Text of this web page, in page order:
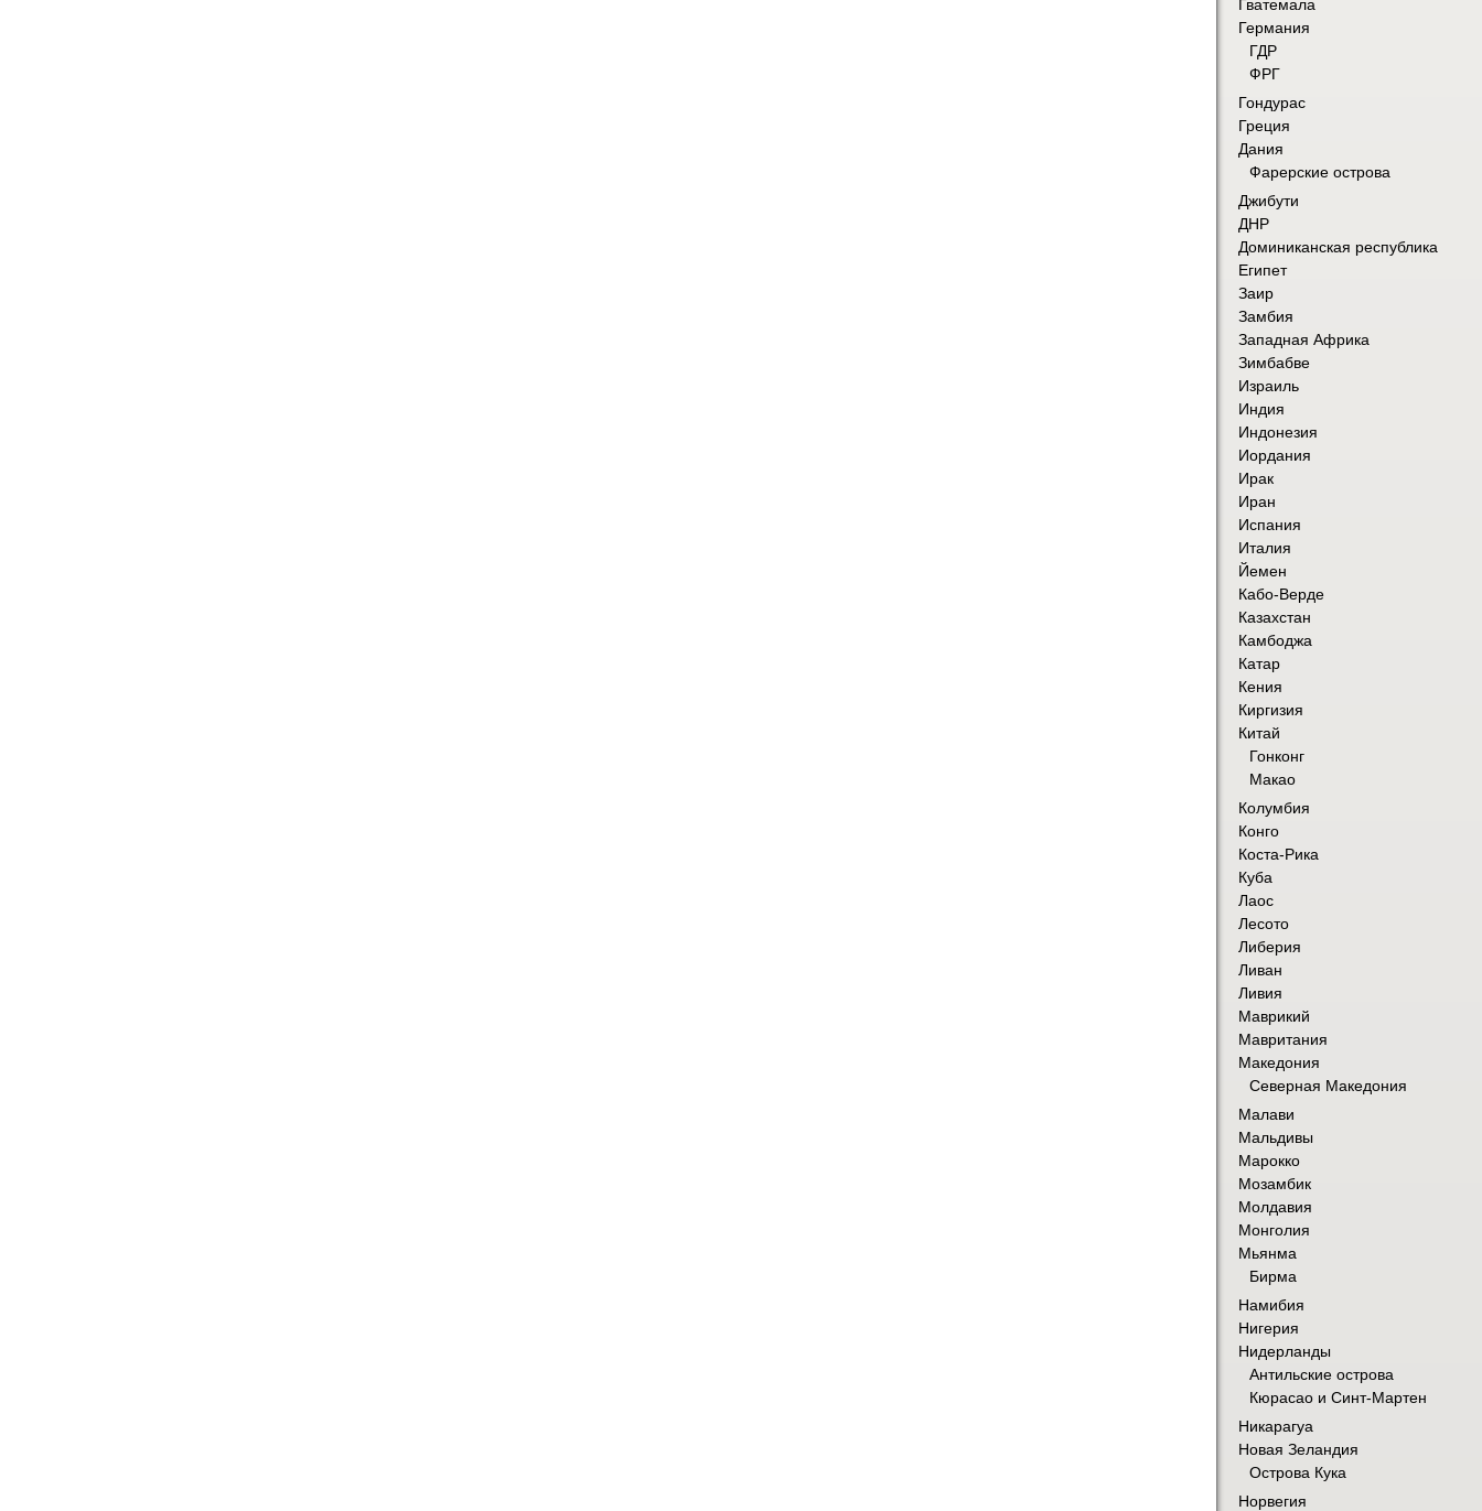
Гватемала
Германия
ГДР
ФРГ
Гондурас
Греция
Дания
Фарерские острова
Джибути
ДНР
Доминиканская республика
Египет
Заир
Замбия
Западная Африка
Зимбабве
Израиль
Индия
Индонезия
Иордания
Ирак
Иран
Испания
Италия
Йемен
Кабо-Верде
Казахстан
Камбоджа
Катар
Кения
Киргизия
Китай
Гонконг
Макао
Колумбия
Конго
Коста-Рика
Куба
Лаос
Лесото
Либерия
Ливан
Ливия
Маврикий
Мавритания
Македония
Северная Македония
Малави
Мальдивы
Марокко
Мозамбик
Молдавия
Монголия
Мьянма
Бирма
Намибия
Нигерия
Нидерланды
Антильские острова
Кюрасао и Синт-Мартен
Никарагуа
Новая Зеландия
Острова Кука
Норвегия